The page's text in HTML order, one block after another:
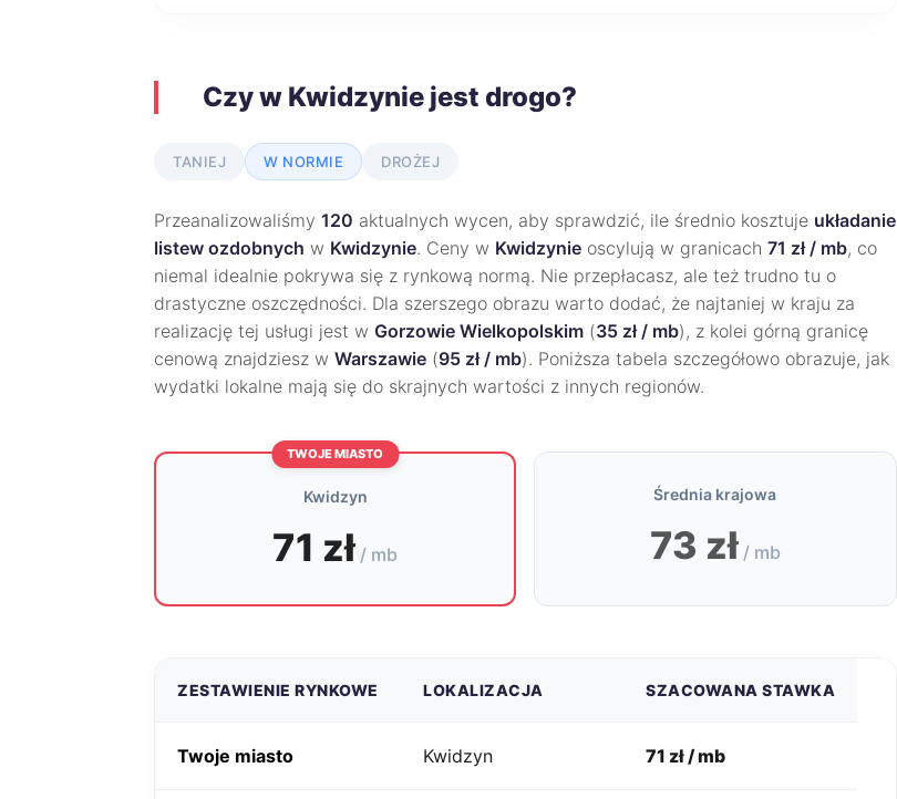
Czy w Kwidzynie jest drogo?
TANIEJ W NORMIE DROŻEJ
Przeanalizowaliśmy 120 aktualnych wycen, aby sprawdzić, ile średnio kosztuje układanie
listew ozdobnych w Kwidzynie. Ceny w Kwidzynie oscylują w granicach 71 zł / mb, co
niemal idealnie pokrywa się z rynkową normą. Nie przepłacasz, ale też trudno tu o
drastyczne oszczędności. Dla szerszego obrazu warto dodać, że najtaniej w kraju za
realizację tej usługi jest w Gorzowie Wielkopolskim (35 zł / mb), z kolei górną granicę
cenową znajdziesz w Warszawie (95 zł / mb). Poniższa tabela szczegółowo obrazuje, jak
wydatki lokalne mają się do skrajnych wartości z innych regionów.
TWOJE MIASTO
Kwidzyn
71 zł / mb
Średnia krajowa
73 zł / mb
ZESTAWIENIE RYNKOWE LOKALIZACJA SZACOWANA STAWKA
Twoje miasto Kwidzyn 71 zł / mb